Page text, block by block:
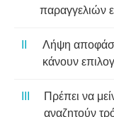
παραγγελιών
Λήψη
κάνουν
Πρέπει να
αναζητούν